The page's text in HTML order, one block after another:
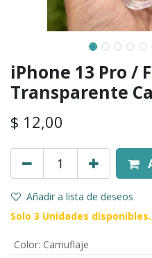
iPhone 13 Pro /
Transparente
$ 12,00
Añadir a lista de deseos
Solo 3 Unidades disponibles.
Color: Camuflaje